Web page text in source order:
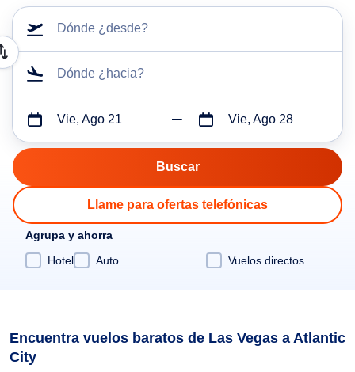
Dónde ¿desde?
Dónde ¿hacia?
Vie, Ago 21 Vie, Ago 28
Llame para ofertas telefónicas
Agrupa y ahorra
Hotel
Auto Vuelos directos
Encuentra vuelos baratos de Las Vegas a Atlantic
City